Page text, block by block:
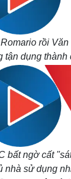
rồi Văn
tận dụng thành
bất ngờ cất
nhà sử dụng